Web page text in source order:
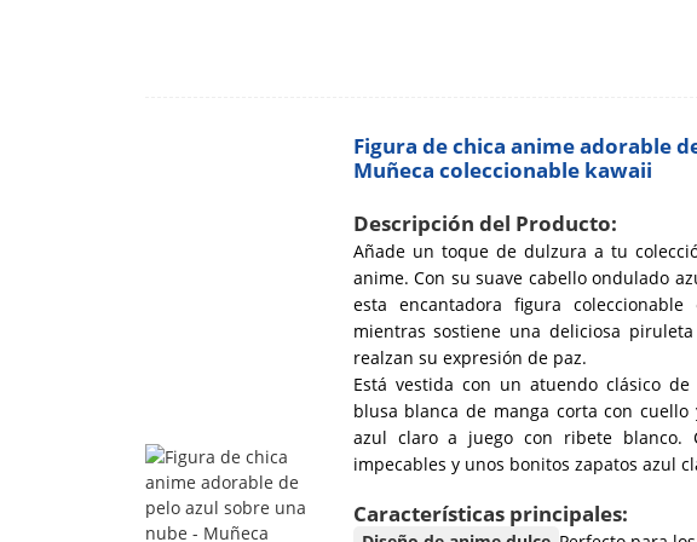
Figura de chica anime adorable
Muñeca coleccionable kawaii
Descripción del Producto:
Añade un toque de dulzura a tu
anime. Con su suave cabello ondulado
esta encantadora figura
mientras sostiene una deliciosa
realzan su expresión de paz.
Está vestida con un atuendo clásico
blusa blanca de manga corta con
azul claro a juego con ribete blanco.
impecables y unos bonitos zapatos azul
Características principales: